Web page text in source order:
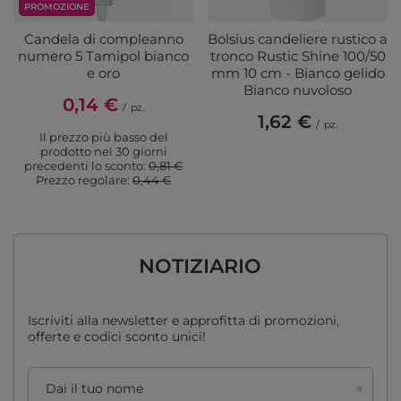
PROMOZIONE
Candela di compleanno
numero 5 Tamipol bianco
e oro
0,14 € / pz.
Il prezzo più basso del
prodotto nei 30 giorni
precedenti lo sconto: 0,81 €
Prezzo regolare: 0,44 €
Bolsius candeliere rustico a
tronco Rustic Shine 100/50
mm 10 cm - Bianco gelido
Bianco nuvoloso
1,62 € / pz.
NOTIZIARIO
Iscriviti alla newsletter e approfitta di promozioni,
offerte e codici sconto unici!
Dai il tuo nome